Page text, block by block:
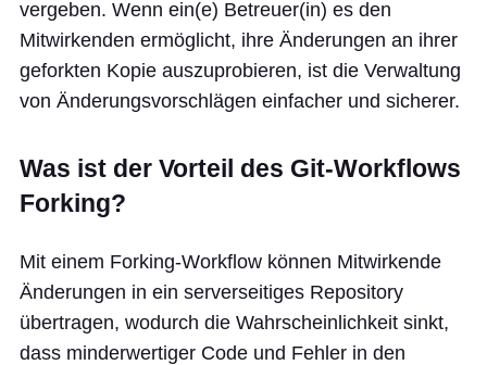
vergeben. Wenn ein(e) Betreuer(in) es den
Mitwirkenden ermöglicht, ihre Änderungen an ihrer
geforkten Kopie auszuprobieren, ist die Verwaltung
von Änderungsvorschlägen einfacher und sicherer.
Was ist der Vorteil des Git-Workflows
Forking?
Mit einem Forking-Workflow können Mitwirkende
Änderungen in ein serverseitiges Repository
übertragen, wodurch die Wahrscheinlichkeit sinkt,
dass minderwertiger Code und Fehler in den